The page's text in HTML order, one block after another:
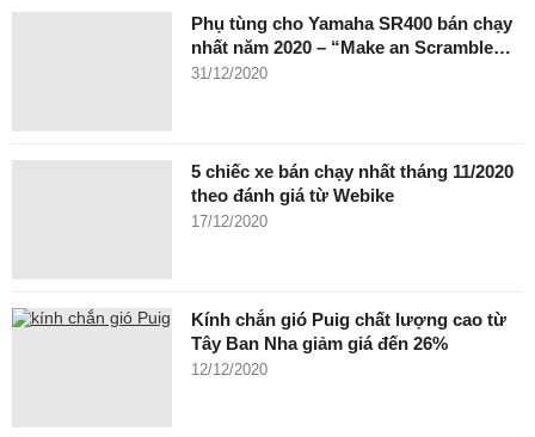
Phụ tùng cho Yamaha SR400 bán chạy
nhất năm 2020 – “Make an Scramble…
31/12/2020
5 chiếc xe bán chạy nhất tháng 11/2020
theo đánh giá từ Webike
17/12/2020
Kính chắn gió Puig chất lượng cao từ
Tây Ban Nha giảm giá đến 26%
12/12/2020